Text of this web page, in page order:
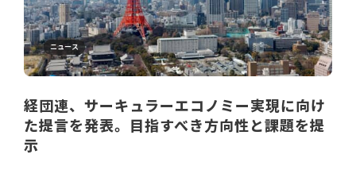
ニュース
経団連、サーキュラーエコノミー実現に向け
た提言を発表。目指すべき方向性と課題を提
示